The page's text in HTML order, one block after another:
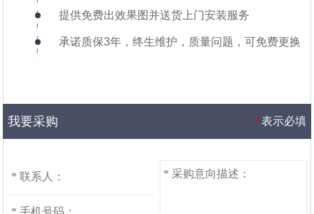
提供免费出效果图并送货上门安装服务
承诺质保3年，终生维护，质量问题，可免费更换
我要采购 * 表示必填